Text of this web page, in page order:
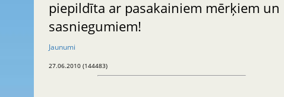
piepildīta ar pasakainiem mērķiem un
sasniegumiem!
Jaunumi
27.06.2010 (144483)